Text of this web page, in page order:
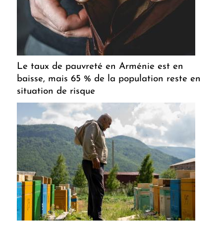
Le taux de pauvreté en Arménie est en
baisse, mais 65 % de la population reste en
situation de risque